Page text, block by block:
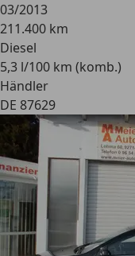
03/2013
211.400 km
Diesel
5,3 l/100 km (komb.)
Händler
DE 87629